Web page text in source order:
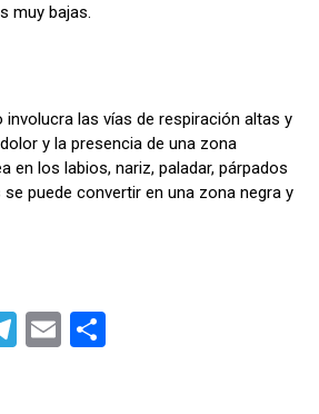
muy bajas.
las vías de respiración altas y
y la presencia de una zona
en los labios, nariz, paladar, párpados
puede convertir en una zona negra y
T
E